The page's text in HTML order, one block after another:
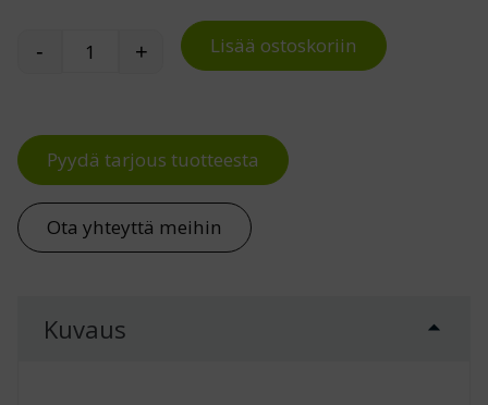
Nauhateline pakkausvanteille määrä
- + Lisää ostoskoriin
Pyydä tarjous tuotteesta
Ota yhteyttä meihin
Kuvaus